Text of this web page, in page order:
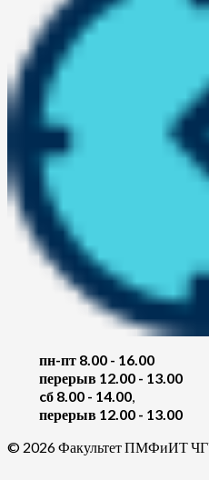
пн-пт 8.00 - 16.00
перерыв 12.00 - 13.00
cб 8.00 - 14.00,
перерыв 12.00 - 13.00
© 2026 Факультет ПМФиИТ